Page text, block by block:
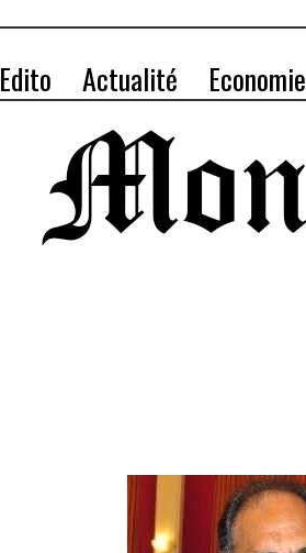
Edito Actualité Economie